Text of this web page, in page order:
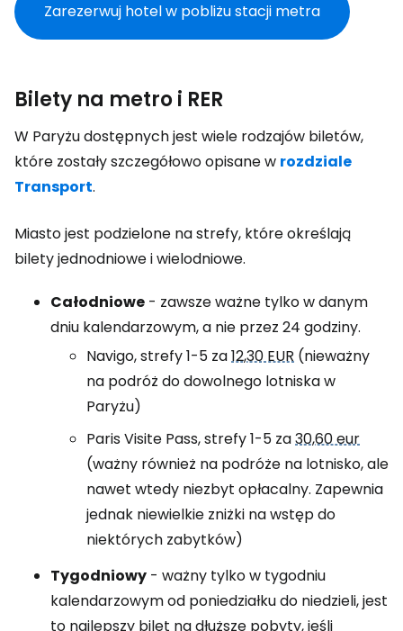
Zarezerwuj hotel w pobliżu stacji metra
Bilety na metro i RER
W Paryżu dostępnych jest wiele rodzajów biletów,
które zostały szczegółowo opisane w rozdziale
Transport.
Miasto jest podzielone na strefy, które określają
bilety jednodniowe i wielodniowe.
Całodniowe - zawsze ważne tylko w danym
dniu kalendarzowym, a nie przez 24 godziny.
Navigo, strefy 1-5 za12,30 EUR (nieważny
na podróż do dowolnego lotniska w
Paryżu)
Paris Visite Pass, strefy 1-5 za30,60 eur
(ważny również na podróże na lotnisko, ale
nawet wtedy niezbyt opłacalny. Zapewnia
jednak niewielkie zniżki na wstęp do
niektórych zabytków)
Tygodniowy - ważny tylko w tygodniu
kalendarzowym od poniedziałku do niedzieli, jest
to najlepszy bilet na dłuższe pobyty, jeśli